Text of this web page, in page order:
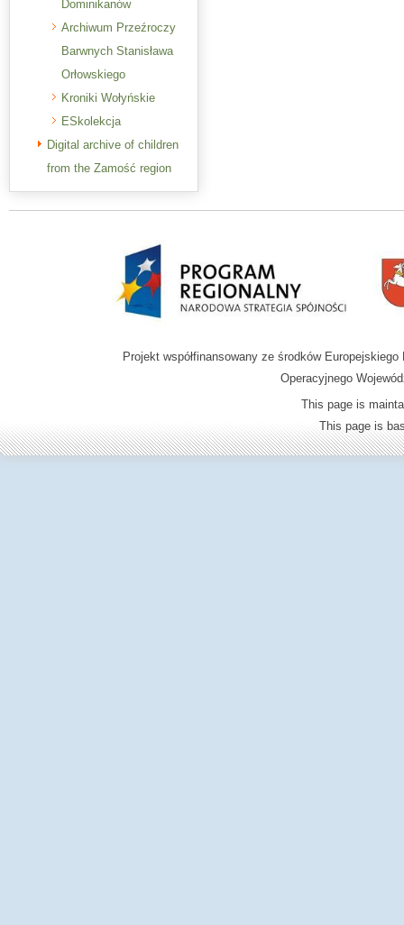
Dominikanów
Archiwum Przeźroczy
Barwnych Stanisława
Orłowskiego
Kroniki Wołyńskie
ESkolekcja
Digital archive of children
from the Zamość region
Projekt współfinansowany ze środków
Operacyjnego
This page is
This page is